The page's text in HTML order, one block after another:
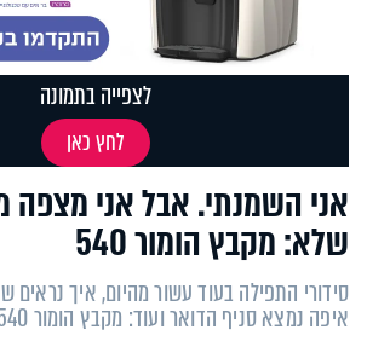
אני השמנתי. אבל אני מצפה
שלא: מקבץ הומור 540
סידורי התפילה בעוד עשור מהיום, איך נראים
איפה נמצא סניף הדואר ועוד: מקבץ הומור 540
לצפייה בתמונה
לחץ כאן